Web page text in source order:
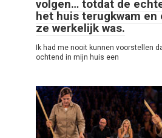
volgen… totdat de
het huis terugkwam en
ze werkelijk was.
Ik had me nooit kunnen voorstellen
ochtend in mijn huis een